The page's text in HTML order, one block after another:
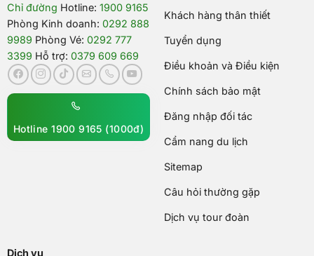
Chỉ đường Hotline: 1900 9165
Phòng Kinh doanh: 0292 888
9989 Phòng Vé: 0292 777
3399 Hỗ trợ: 0379 609 669
Hotline 1900 9165 (1000đ)
Khách hàng thân thiết
Tuyển dụng
Điều khoản và Điều kiện
Chính sách bảo mật
Đăng nhập đối tác
Cẩm nang du lịch
Sitemap
Câu hỏi thường gặp
Dịch vụ tour đoàn
Dịch vụ